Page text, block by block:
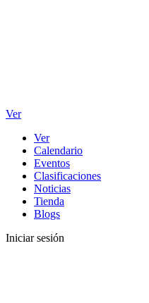
Ver
Ver
Calendario
Eventos
Clasificaciones
Noticias
Tienda
Blogs
Iniciar sesión